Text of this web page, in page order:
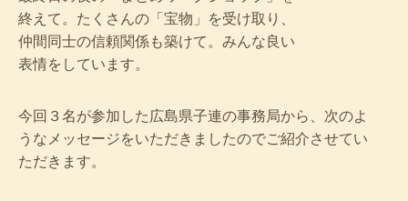
終えて。たくさんの「宝物」を受け取り、
仲間同士の信頼関係も築けて。みんな良い
表情をしています。
今回３名が参加した広島県子連の事務局から、次のよ
うなメッセージをいただきましたのでご紹介させてい
ただきます。